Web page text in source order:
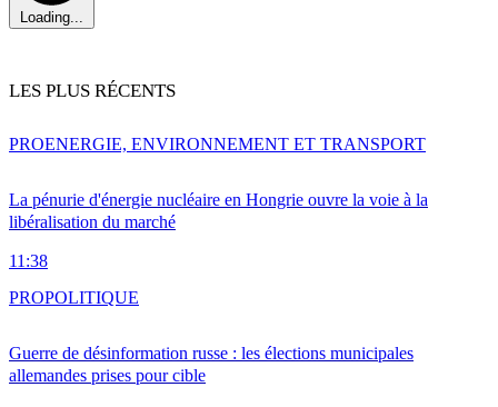
Loading...
LES PLUS RÉCENTS
La pénurie d'énergie nucléaire en Hongrie ouvre la voie à la
libéralisation du marché
11:38
PROENERGIE, ENVIRONNEMENT ET TRANSPORT
Guerre de désinformation russe : les élections municipales
allemandes prises pour cible
PROPOLITIQUE